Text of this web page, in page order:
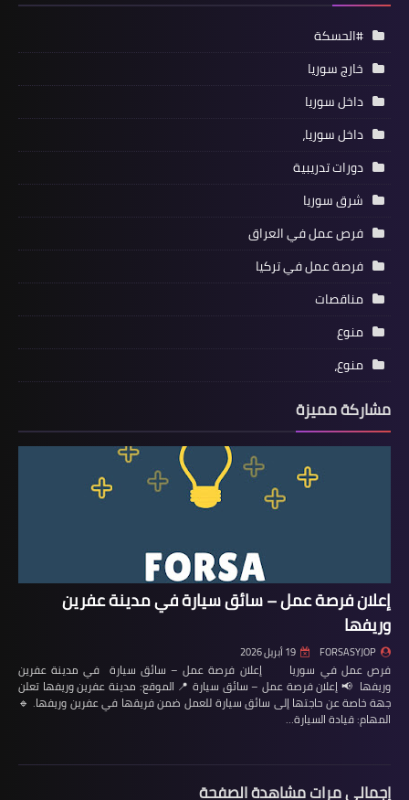
#الحسكة
خارج سوريا
داخل سوريا
داخل سوريا،
دورات تدريبية
شرق سوريا
فرص عمل في العراق
فرصة عمل في تركيا
مناقصات
منوع
منوع،
مشاركة مميزة
إعلان فرصة عمل – سائق سيارة في مدينة عفرين
وريفها
FORSASYJOP 19 أبريل 2026
فرص عمل في سوريا إعلان فرصة عمل – سائق سيارة في مدينة عفرين
وريفها 📢 إعلان فرصة عمل – سائق سيارة 📍 الموقع: مدينة عفرين وريفها تعلن
جهة خاصة عن حاجتها إلى سائق سيارة للعمل ضمن فريقها في عفرين وريفها. 🔹
المهام: قيادة السيارة…
إجمالي مرات مشاهدة الصفحة